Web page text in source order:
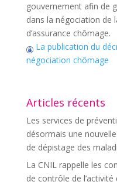
gouvernement afin de
dans la négociation de
d’assurance chômage.
La publication du
négociation chômage
Articles récents
Les services de
désormais une
de dépistage des
La CNIL rappelle les
de contrôle de l’activité